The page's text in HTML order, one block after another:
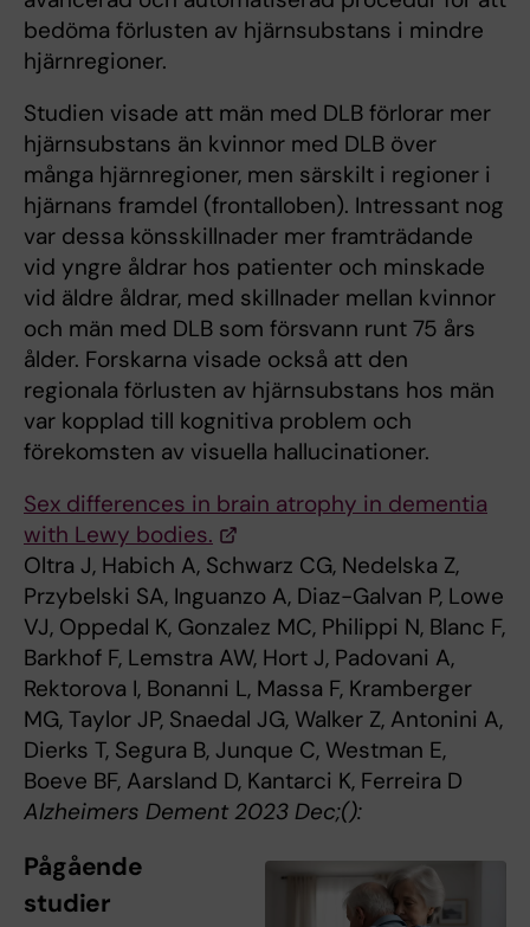
bedöma förlusten av hjärnsubstans i mindre
hjärnregioner.
Studien visade att män med DLB förlorar mer
hjärnsubstans än kvinnor med DLB över
många hjärnregioner, men särskilt i regioner i
hjärnans framdel (frontalloben). Intressant nog
var dessa könsskillnader mer framträdande
vid yngre åldrar hos patienter och minskade
vid äldre åldrar, med skillnader mellan kvinnor
och män med DLB som försvann runt 75 års
ålder. Forskarna visade också att den
regionala förlusten av hjärnsubstans hos män
var kopplad till kognitiva problem och
förekomsten av visuella hallucinationer.
Sex differences in brain atrophy in dementia
with Lewy bodies.
Oltra J, Habich A, Schwarz CG, Nedelska Z,
Przybelski SA, Inguanzo A, Diaz-Galvan P, Lowe
VJ, Oppedal K, Gonzalez MC, Philippi N, Blanc F,
Barkhof F, Lemstra AW, Hort J, Padovani A,
Rektorova I, Bonanni L, Massa F, Kramberger
MG, Taylor JP, Snaedal JG, Walker Z, Antonini A,
Dierks T, Segura B, Junque C, Westman E,
Boeve BF, Aarsland D, Kantarci K, Ferreira D
Alzheimers Dement 2023 Dec;():
Pågående
studier